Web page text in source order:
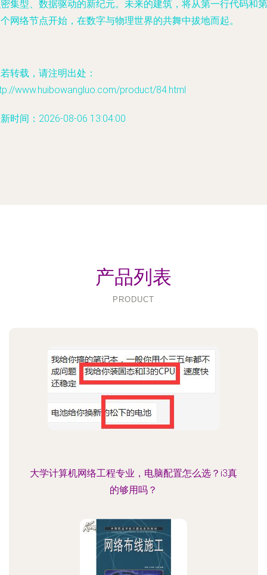
集型、数据驱动的新纪元。未来的建筑，将从第一行代码和第
网络节点开始，在数字与物理世界的共舞中拔地而起。
转载，请注明出处：
www.huibowangluo.com/product/84.html
时间：2026-08-06 13:04:00
产品列表
PRODUCT
大学计算机网络工程专业，电脑配置怎么选？i3真
的够用吗？